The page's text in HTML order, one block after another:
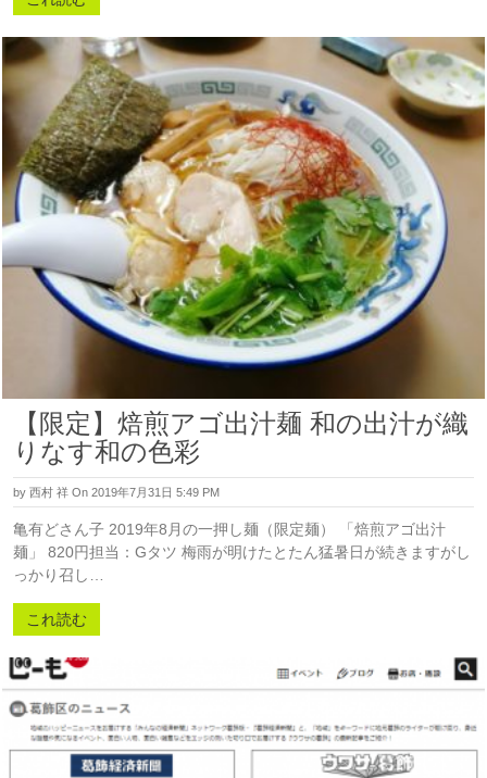
【限定】焙煎アゴ出汁麺 和の出汁が織
りなす和の色彩
by 西村 祥 On 2019年7月31日 5:49 PM
亀有どさん子 2019年8月の一押し麺（限定麺） 「焙煎アゴ出汁
麺」 820円担当：Gタツ 梅雨が明けたとたん猛暑日が続きますがし
っかり召し…
これ読む